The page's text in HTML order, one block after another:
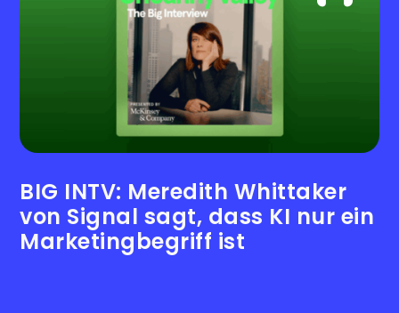
BIG INTV: Meredith Whittaker
von Signal sagt, dass KI nur ein
Marketingbegriff ist